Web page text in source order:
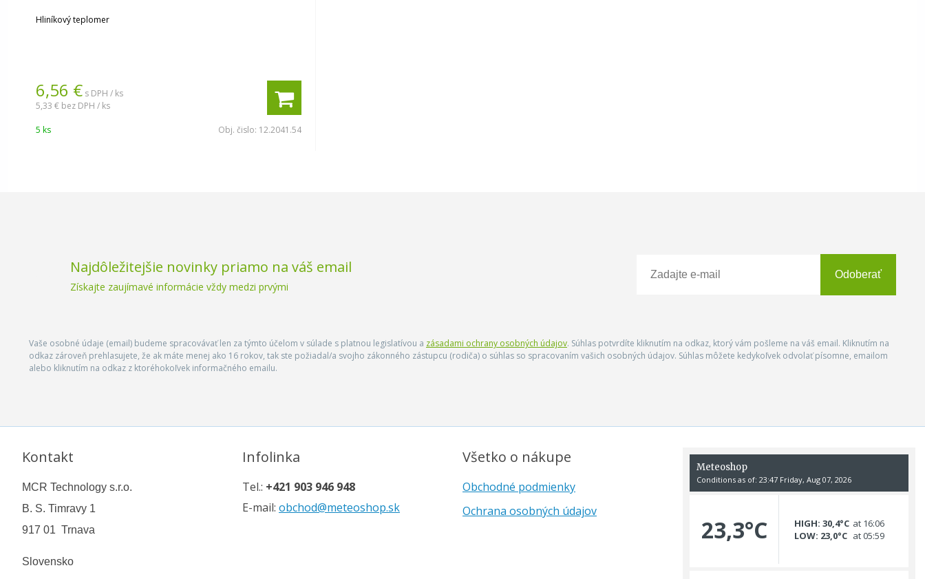
Hliníkový teplomer
6,56 € s DPH / ks
5,33 € bez DPH / ks
5 ks Obj. čislo: 12.2041.54
Najdôležitejšie novinky priamo na váš email
Získajte zaujímavé informácie vždy medzi prvými
Odoberať
Vaše osobné údaje (email) budeme spracovávať len za týmto účelom v súlade s platnou legislatívou a zásadami ochrany osobných údajov. Súhlas potvrdíte kliknutím na odkaz, ktorý vám pošleme na váš email. Kliknutím na
odkaz zároveň prehlasujete, že ak máte menej ako 16 rokov, tak ste požiadal/a svojho zákonného zástupcu (rodiča) o súhlas so spracovaním vašich osobných údajov. Súhlas môžete kedykoľvek odvolať písomne, emailom
alebo kliknutím na odkaz z ktoréhokoľvek informačného emailu.
Kontakt
MCR Technology s.r.o.
B. S. Timravy 1
917 01 Trnava
Slovensko
Infolinka
Tel.: +421 903 946 948
E-mail: obchod@meteoshop.sk
Všetko o nákupe
Obchodné podmienky
Ochrana osobných údajov